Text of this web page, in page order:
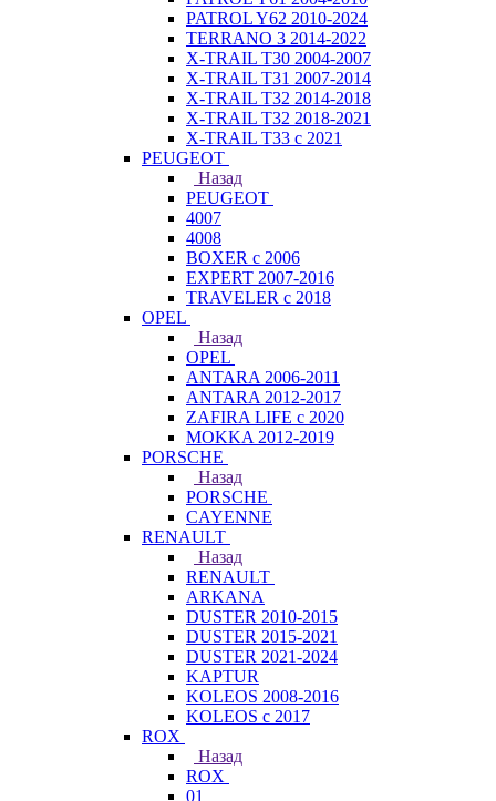
PATROL Y62 2010-2024
TERRANO 3 2014-2022
X-TRAIL T30 2004-2007
X-TRAIL T31 2007-2014
X-TRAIL T32 2014-2018
X-TRAIL T32 2018-2021
X-TRAIL T33 с 2021
PEUGEOT
Назад
PEUGEOT
4007
4008
BOXER с 2006
EXPERT 2007-2016
TRAVELER с 2018
OPEL
Назад
OPEL
ANTARA 2006-2011
ANTARA 2012-2017
ZAFIRA LIFE с 2020
MOKKA 2012-2019
PORSCHE
Назад
PORSCHE
CAYENNE
RENAULT
Назад
RENAULT
ARKANA
DUSTER 2010-2015
DUSTER 2015-2021
DUSTER 2021-2024
KAPTUR
KOLEOS 2008-2016
KOLEOS с 2017
ROX
Назад
ROX
01